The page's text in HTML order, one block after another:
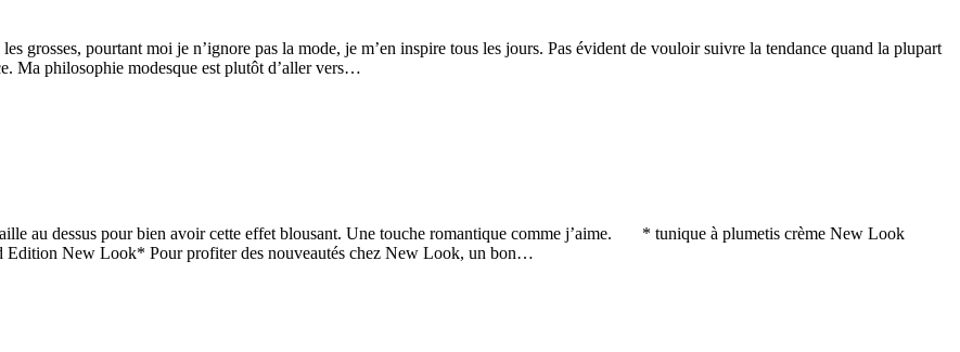
grosses, pourtant moi je n’ignore pas la mode, je m’en inspire tous les jours. Pas évident de vouloir suivre la tendance quand la plupart
Ma philosophie modesque est plutôt d’aller vers…
au dessus pour bien avoir cette effet blousant. Une touche romantique comme j’aime. * tunique à plumetis crème New Look
New Look* Pour profiter des nouveautés chez New Look, un bon…